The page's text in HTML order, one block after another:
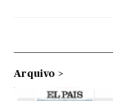
Arquivo